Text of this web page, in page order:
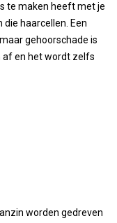
te maken heeft met je
haarcellen. Een
gehoorschade is
af en het wordt zelfs
worden gedreven